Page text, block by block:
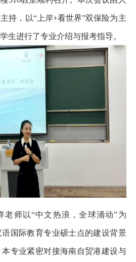
持，以“上岸+看世界”双保险为主
生进行了专业介绍与报考指导。
老师以“中文热浪，全球涌动”为
国际教育专业硕士点的建设背景
专业紧密对接海南自贸港建设与